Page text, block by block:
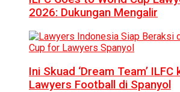
2026: Dukungan Mengalir
Ini Skuad ‘Dream Team’
Lawyers Football di Spanyol